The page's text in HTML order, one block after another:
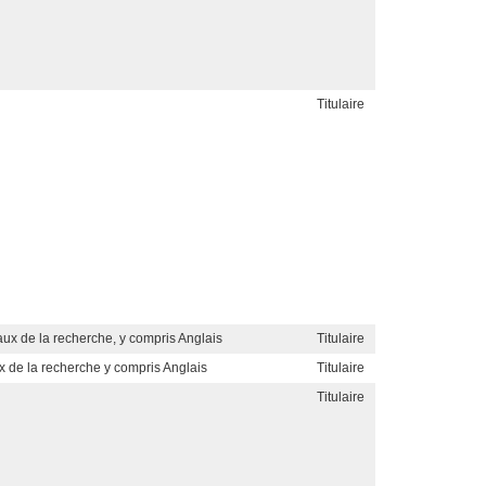
Titulaire
de la recherche, y compris Anglais
Titulaire
de la recherche y compris Anglais
Titulaire
Titulaire